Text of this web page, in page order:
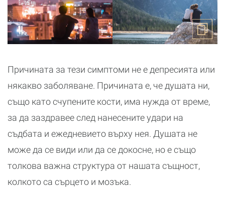
Причината за тези симптоми не е депресията или
някакво заболяване. Причината е, че душата ни,
също като счупените кости, има нужда от време,
за да заздравее след нанесените удари на
съдбата и ежедневието върху нея. Душата не
може да се види или да се докосне, но е също
толкова важна структура от нашата същност,
колкото са сърцето и мозъка.